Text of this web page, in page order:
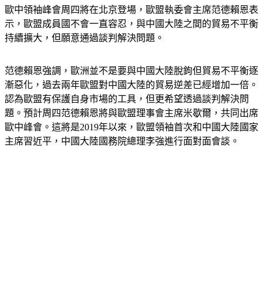
示，歐盟成員國不會一直容忍，與中國大陸之間的貿易不平衡
持續擴大，但願意通過談判解決問題。
漸惡化，過去兩年歐盟對中國大陸的貿易逆差已經增加一倍。
認為歐盟有保護自身市場的工具，但更希望透過談判解決問
題。預計周四范德賴恩將與歐盟理事會主席米歇爾，共同出席
歐中峰會。這將是2019年以來，歐盟領袖首次和中國大陸國家
主席習近平，中國大陸國務院總理李強進行面對面會談。